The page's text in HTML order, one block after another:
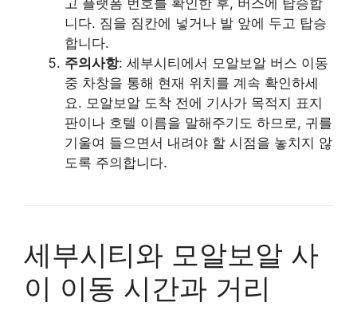
니다. 짐을 짐칸에 넣거나 발 앞에 두고 탑승
합니다.
주의사항: 세부시티에서 모알보알 버스 이동
중 차창을 통해 현재 위치를 계속 확인하세
요. 모알보알 도착 전에 기사가 목적지 표지
판이나 호텔 이름을 말해주기도 하므로, 귀를
기울여 들으면서 내려야 할 시점을 놓치지 않
도록 주의합니다.
세부시티와 모알보알 사
이 이동 시간과 거리